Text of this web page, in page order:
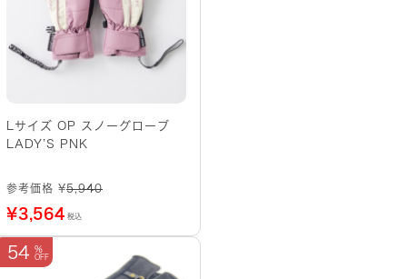
Lサイズ OP スノーグローブ
LADY’S PNK
参考価格 ¥5,940
¥3,564 税込
54